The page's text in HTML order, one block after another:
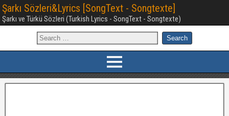
Şarkı Sözleri&Lyrics [SongText - Songtexte]
Şarkı ve Türkü Sözleri (Turkish Lyrics - SongText - Songtexte)